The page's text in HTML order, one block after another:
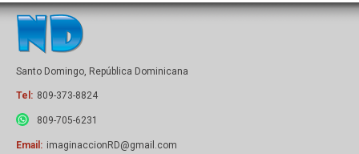
Santo Domingo, República Dominicana
Tel: 809-373-8824
809-705-6231
Email: imaginaccionRD@gmail.com